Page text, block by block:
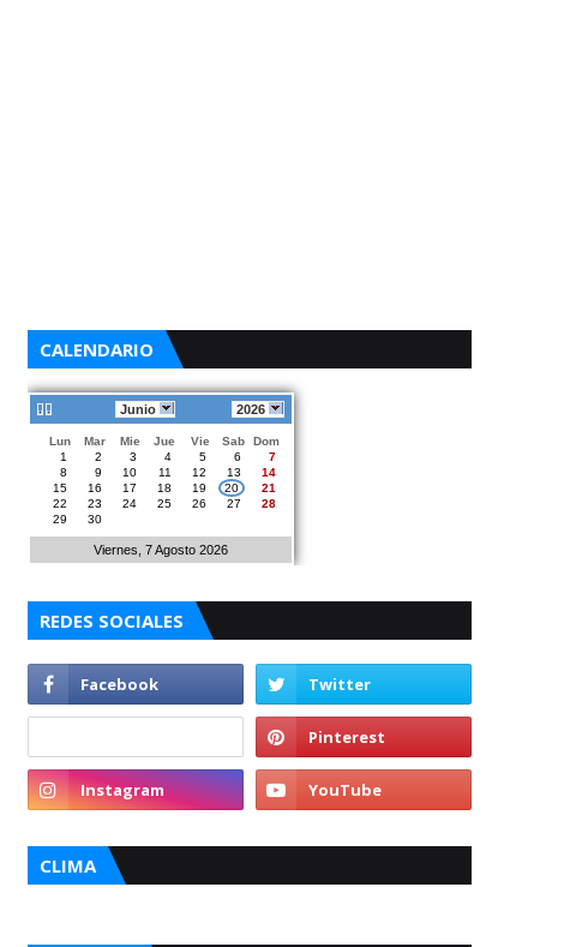
CALENDARIO
Junio 2026
Lun Mar Mie Jue Vie Sab
Dom
1
2 3 4 5 6
7
8
9 10 11 12 13
14
15
16 17 18 19 20
21
22
23 24 25 26 27
28
29
30
Viernes, 7 Agosto 2026
REDES SOCIALES
CLIMA